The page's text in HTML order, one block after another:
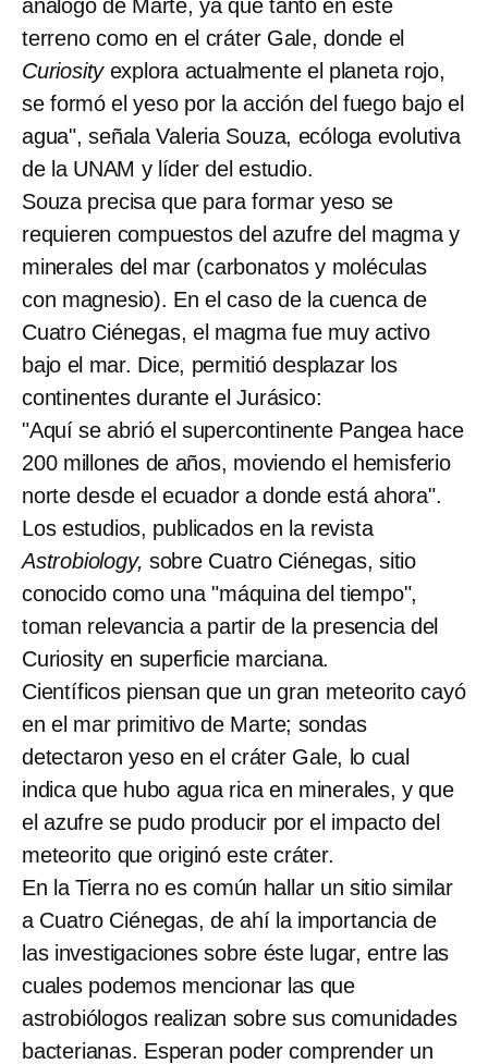
análogo de Marte, ya que tanto en este
terreno como en el cráter Gale, donde el
Curiosityexplora actualmente el planeta rojo,
se formó el yeso por la acción del fuego bajo el
agua", señala Valeria Souza, ecóloga evolutiva
de la UNAM y líder del estudio.
Souza precisa que para formar yeso se
requieren compuestos del azufre del magma y
minerales del mar (carbonatos y moléculas
con magnesio). En el caso de la cuenca de
Cuatro Ciénegas, el magma fue muy activo
bajo el mar. Dice, permitió desplazar los
continentes durante el Jurásico:
"Aquí se abrió el supercontinente Pangea hace
200 millones de años, moviendo el hemisferio
norte desde el ecuador a donde está ahora".
Los estudios, publicados en la revista
Astrobiology, sobre Cuatro Ciénegas, sitio
conocido como una "máquina del tiempo",
toman relevancia a partir de la presencia del
Curiosity en superficie marciana.
Científicos piensan que un gran meteorito cayó
en el mar primitivo de Marte; sondas
detectaron yeso en el cráter Gale, lo cual
indica que hubo agua rica en minerales, y que
el azufre se pudo producir por el impacto del
meteorito que originó este cráter.
En la Tierra no es común hallar un sitio similar
a Cuatro Ciénegas, de ahí la importancia de
las investigaciones sobre éste lugar, entre las
cuales podemos mencionar las que
astrobiólogos realizan sobre sus comunidades
bacterianas. Esperan poder comprender un